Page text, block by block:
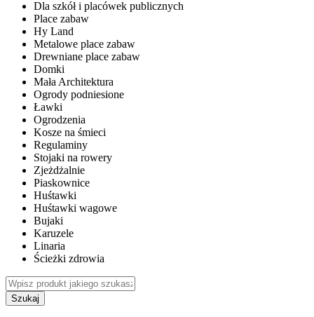
Dla szkół i placówek publicznych
Place zabaw
Hy Land
Metalowe place zabaw
Drewniane place zabaw
Domki
Mała Architektura
Ogrody podniesione
Ławki
Ogrodzenia
Kosze na śmieci
Regulaminy
Stojaki na rowery
Zjeżdżalnie
Piaskownice
Huśtawki
Huśtawki wagowe
Bujaki
Karuzele
Linaria
Ścieżki zdrowia
Szukaj